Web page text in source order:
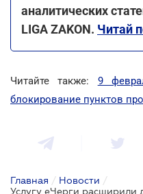
аналитических
LIGA ZAKON. Читай
Читайте также: 9
блокирование пунктов
Главная / Новости /